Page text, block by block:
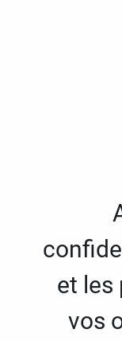
et les
vos